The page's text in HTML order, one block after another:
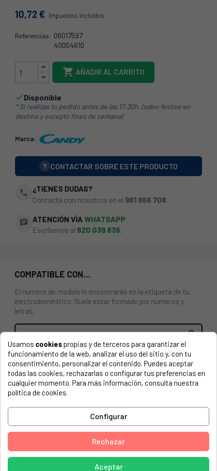
10,72 € Impuestos incluidos
Referencias: 06017597
40004610
 AÑADIR AL CARRITO
Disponible
* Si realizas tu pedido antes de las 17:30h. (salvo festivo en
destino y excepto fines de semana)
Marca:
? CONTACTAR SOBRE ESTE PRODUCTO
phone
¿TIENES DUDAS?
Contacta con nosotros en el 981 866 708
chat ATENCIÓN VÍA WHATSAPP
Escríbenos al 620 039 836.
COMPATIBLE CON...
El número de modelo lo encontrarás en la etiqueta de tu
electrodoméstico. Suele estar formado por números y
letras.
KIT POLEA TENSORA PARA SECADORA CANDY, OTSEIN-
HOOVER, ETC. (2 UDS.)
OHNC173-37 311001340607
BAUMATIC, BBTD H7A1TE- 80 31900533
BAUMATIC, BBTD H7A1TE-80
BAUMATIC, BMEDH9W
CANDY, 31100027 AB CDV 262
Usamos cookiespropias y de terceros para garantizar el
funcionamiento de la web, analizar el uso del sitio y, con tu
consentimiento, personalizar el contenido. Puedes aceptar
todas las cookies, rechazarlas o configurar tus preferencias en
cualquier momento. Para más información, consulta nuestra
política de cookies.
Configurar
Rechazar
Aceptar